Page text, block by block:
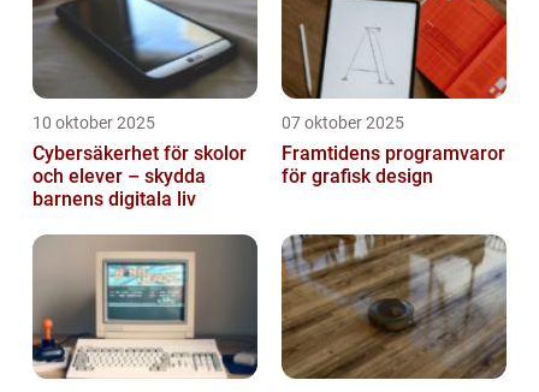
10 oktober 2025
Cybersäkerhet för skolor
och elever – skydda
barnens digitala liv
07 oktober 2025
Framtidens programvaror
för grafisk design